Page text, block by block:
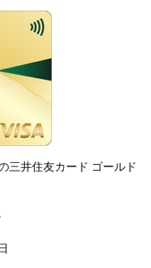
三井住友カード ゴールド